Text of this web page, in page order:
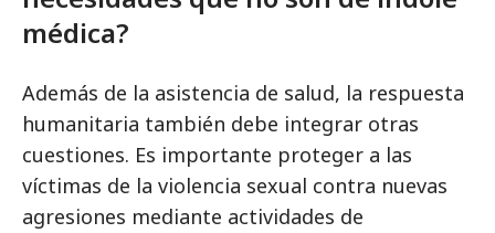
médica?
Además de la asistencia de salud, la respuesta
humanitaria también debe integrar otras
cuestiones. Es importante proteger a las
víctimas de la violencia sexual contra nuevas
agresiones mediante actividades de